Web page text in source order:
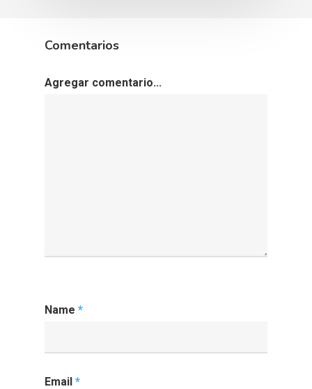
Comentarios
Agregar comentario...
Name *
Email *